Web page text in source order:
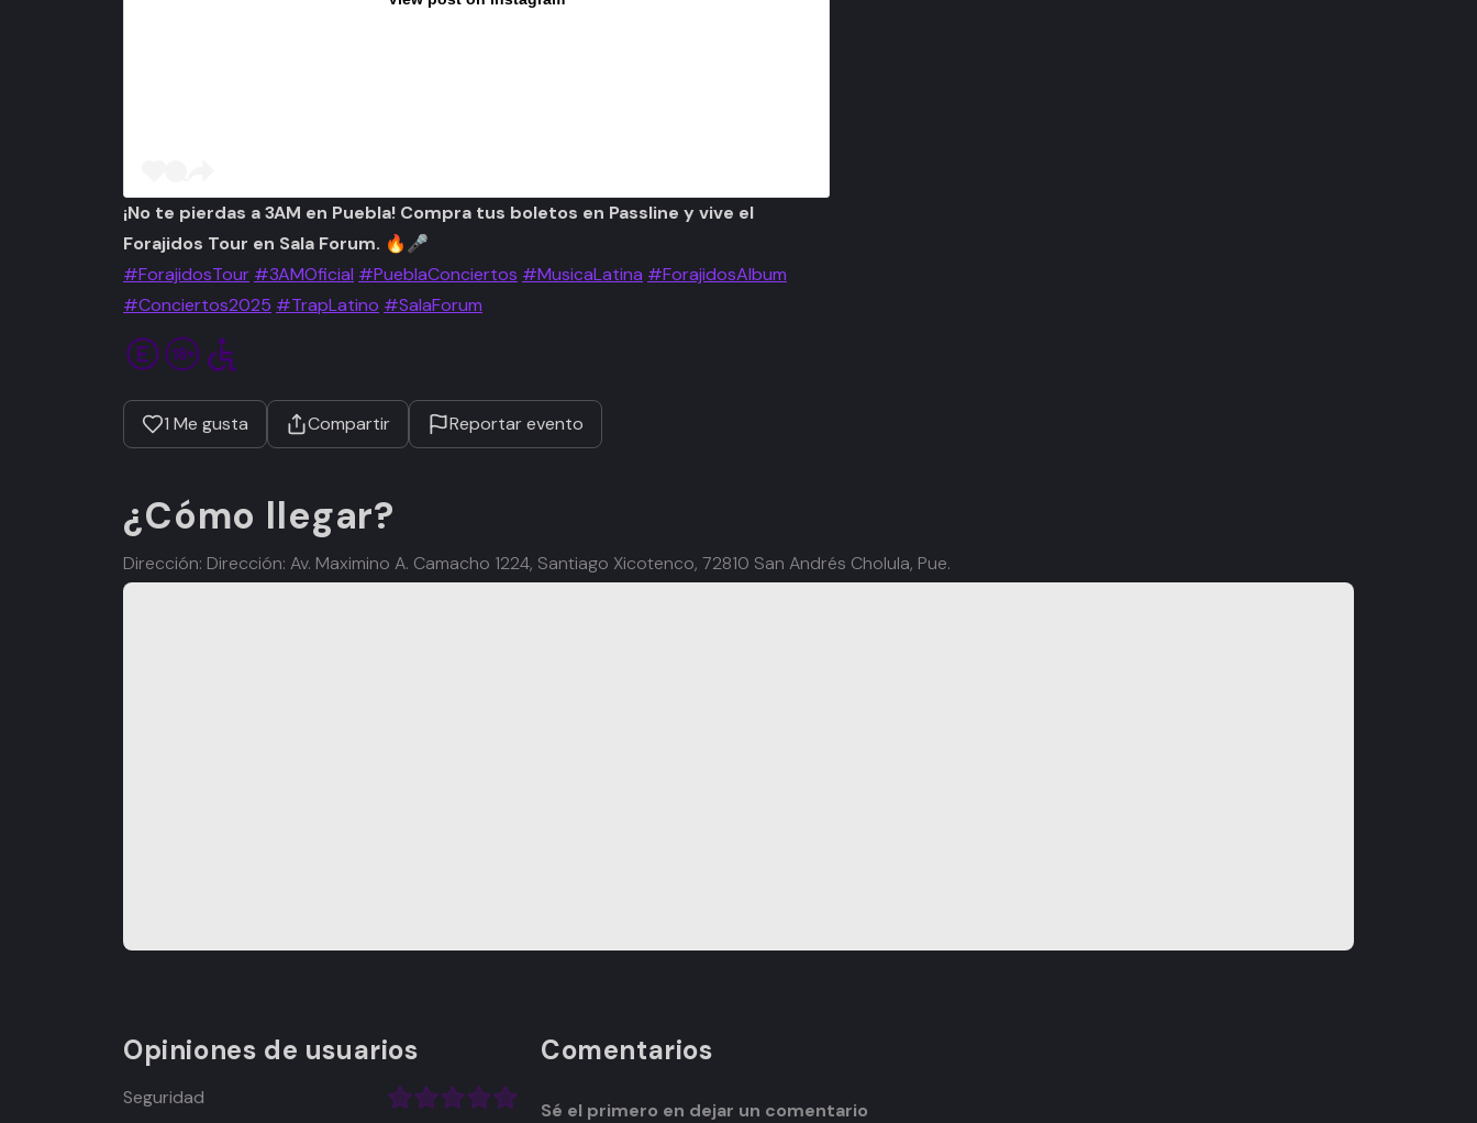
¡No te pierdas a 3AM en Puebla! Compra tus boletos en Passline y vive el
Forajidos Tour en Sala Forum. 🔥🎤
#ForajidosTour #3AMOficial #PueblaConciertos #MusicaLatina #ForajidosAlbum
#Conciertos2025 #TrapLatino #SalaForum
1 Me gusta Compartir Reportar evento
¿Cómo llegar?
Dirección: Dirección: Av. Maximino A. Camacho 1224, Santiago Xicotenco, 72810 San Andrés Cholula, Pue.
Opiniones de usuarios
Seguridad
Comentarios
Sé el primero en dejar un comentario